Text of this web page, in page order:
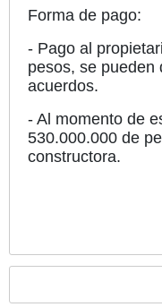
Forma de pago:
- Pago al
pesos, se pueden
acuerdos.
- Al momento de
530.000.000 de
constructora.